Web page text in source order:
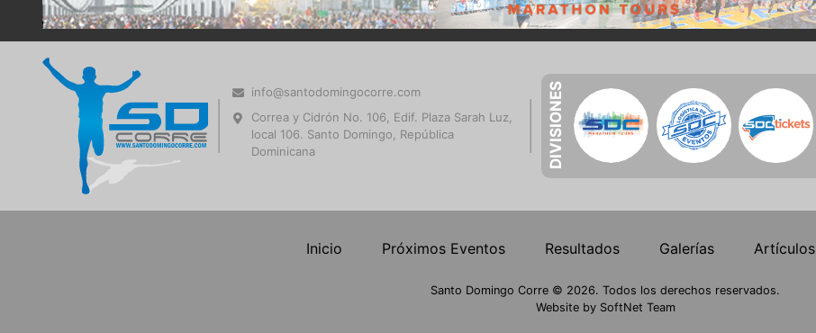
info@santodomingocorre.com
Correa y Cidrón No. 106, Edif. Plaza Sarah Luz,
local 106. Santo Domingo, República
Dominicana
DIVISIONES
Inicio Próximos Eventos Resultados Galerías Artículos
Santo Domingo Corre © 2026. Todos los derechos reservados.
Website by SoftNet Team